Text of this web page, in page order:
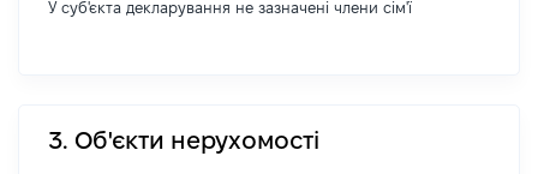
У суб'єкта декларування не зазначені члени сім'ї
3. Об'єкти нерухомості